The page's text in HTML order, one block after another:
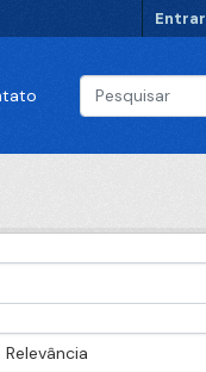
Entrar